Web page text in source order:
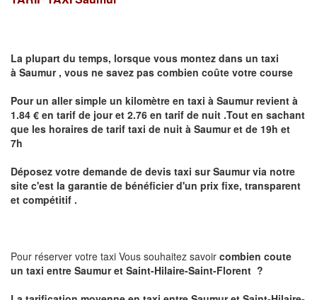
La plupart du temps, lorsque vous montez dans un taxi
à Saumur, vous ne savez pas combien coûte votre course
Pour un aller simple un kilomètre en taxi à Saumurrevient à
1.84 € en tarif de jour et 2.76 en tarif de nuit .Tout en sachant
que les horaires de tarif taxi de nuit à Saumuret de 19h et
7h
Déposez votre demande de devis taxi surSaumur via notre
site c'est la garantie de bénéficier d'un prix fixe, transparent
et compétitif .
Pour réserver votre taxi Vous souhaitez savoir combien coute
un taxi entre Saumur et Saint-Hilaire-Saint-Florent ?